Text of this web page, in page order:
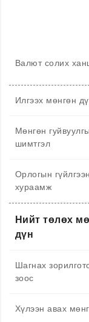
Валют солих
Илгээх мөнгөн
Мөнгөн
шимтгэл
Орлогын
хураамж
Нийт төлөх
дүн
Шагнах
зоос
Хүлээн авах